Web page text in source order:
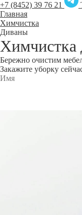
+7 (8452) 39 76 21
Главная
Химчистка
Диваны
Химчистка
Бережно очистим
Закажите уборку